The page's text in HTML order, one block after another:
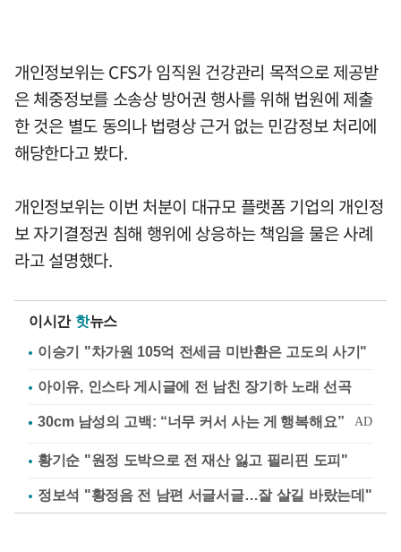
개인정보위는 CFS가 임직원 건강관리 목적으로 제공받
은 체중정보를 소송상 방어권 행사를 위해 법원에 제출
한 것은 별도 동의나 법령상 근거 없는 민감정보 처리에
해당한다고 봤다.
개인정보위는 이번 처분이 대규모 플랫폼 기업의 개인정
보 자기결정권 침해 행위에 상응하는 책임을 물은 사례
라고 설명했다.
이시간 핫뉴스
이승기 "차가원 105억 전세금 미반환은 고도의 사기"
아이유, 인스타 게시글에 전 남친 장기하 노래 선곡
황기순 "원정 도박으로 전 재산 잃고 필리핀 도피"
정보석 "황정음 전 남편 서글서글…잘 살길 바랐는데"